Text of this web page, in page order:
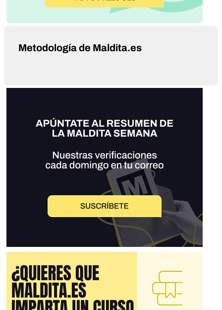
Metodología de Maldita.es